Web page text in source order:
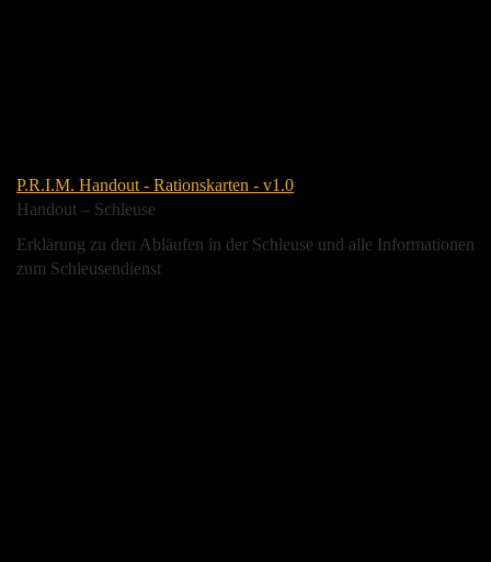
P.R.I.M. Handout - Rationskarten - v1.0
Handout – Schleuse
Erklärung zu den Abläufen in der Schleuse und alle Informationen
zum Schleusendienst